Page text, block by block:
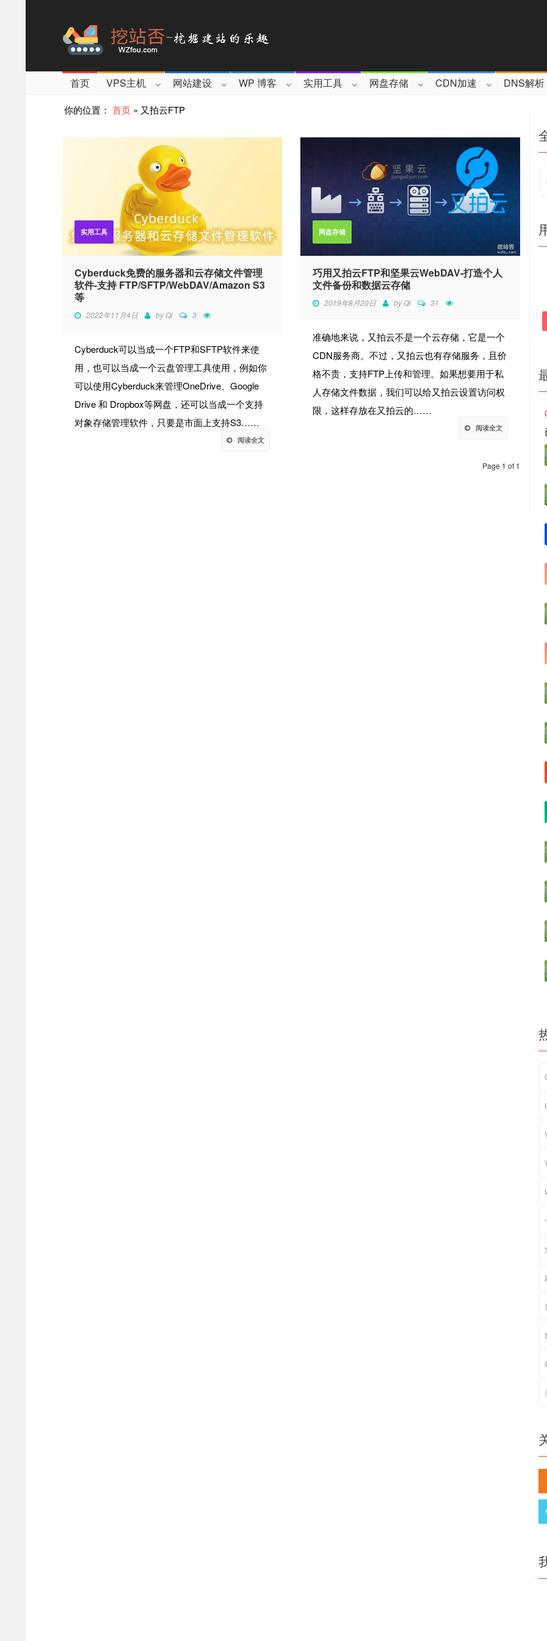
首页 VPS主机 网站建设 WP 博客 实用工具 网盘存储 CDN加速 DNS解析
你的位置： 首页 » 又拍云FTP
实用工具
Cyber​​duck免费的服务器和云存储文件管理
软件-支持 FTP/SFTP/WebDAV/Amazon S3
等
2022年11月4日 byQi 3
Cyber​​duck可以当成一个FTP和SFTP软件来使
用，也可以当成一个云盘管理工具使用，例如你
可以使用Cyber​​duck来管理OneDrive、Google
Drive 和 Dropbox等网盘，还可以当成一个支持
对象存储管理软件，只要是市面上支持S3……
阅读全文
网盘存储
巧用又拍云FTP和坚果云WebDAV-打造个人
文件备份和数据云存储
2019年8月20日 byQi 31
准确地来说，又拍云不是一个云存储，它是一个
CDN服务商。不过，又拍云也有存储服务，且价
格不贵，支持FTP上传和管理。如果想要用于私
人存储文件数据，我们可以给又拍云设置访问权
限，这样存放在又拍云的……
阅读全文
Page 1 of 1